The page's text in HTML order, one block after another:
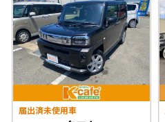
届出済未使用車